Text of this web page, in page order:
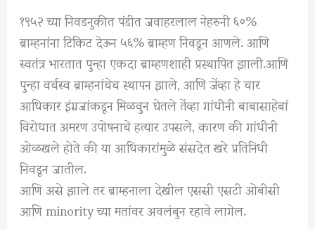
१९५२ च्या निवडनुकीत पंडीत जवाहरलाल नेहरुनी ६०%
ब्राम्हनांना टिकिट देऊन ५६% ब्राम्हण निवडून आणले. आणि
स्वतंत्र भारतात पुन्हा एकदा ब्राम्हणशाही प्रस्थापित झाली.आणि
पुन्हा वर्चस्व ब्राम्हनांचेच स्थापन झाले, आणि जेंव्हा हे चार
आधिकार इंग्रजांकडून मिळवुन घेतले तेंव्हा गांधीनी बाबासाहेबां
विरोधात अमरण उपोषनाचे हत्यार उपसले, कारण की गांधीनी
ओळखले होते की या आधिकारांमुळे संसदेत खरे प्रतिनिधी
निवडून जातील.
आणि असे झाले तर ब्राम्हनाला देखील एससी एसटी ओबीसी
आणि minority च्या मतांवर अवलंबुन रहावे लागेल.